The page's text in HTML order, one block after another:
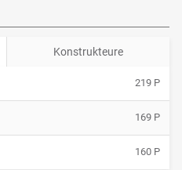
Konstrukteure
219 P
169 P
160 P